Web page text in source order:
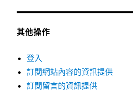
其他操作
登入
訂閱網站內容的資訊提供
訂閱留言的資訊提供